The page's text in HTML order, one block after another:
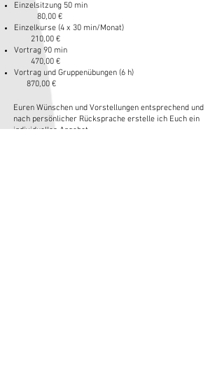
Einzelsitzung 50 min
80,00 €
Einzelkurse (4 x 30 min/Monat)
210,00 €
Vortrag 90 min
470,00 €
Vortrag und Gruppenübungen (6 h)
870,00 €
​Euren Wünschen und Vorstellungen entsprechend und
nach persönlicher Rücksprache erstelle ich Euch ein
individuelles Angebot.